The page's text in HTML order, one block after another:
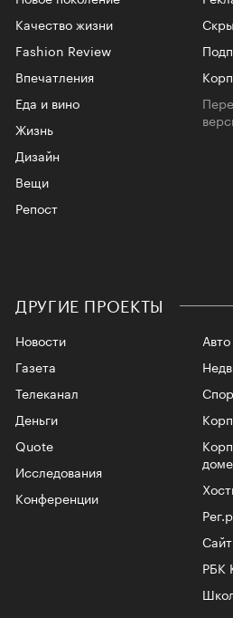
Качество жизни
Fashion Review
Впечатления
Еда и вино
Жизнь
Дизайн
Вещи
Репост
ДРУГИЕ ПРОЕКТЫ
Новости
Газета
Телеканал
Авто
РБК
Деньги
Quote
Исследования
Конференции